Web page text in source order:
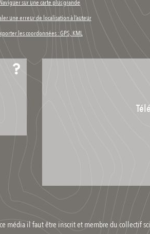
Naviguer sur une carte plus grande
une erreur de localisation à l’auteur
les coordonnées : GPS, KML
média il faut être inscrit et membre du collectif